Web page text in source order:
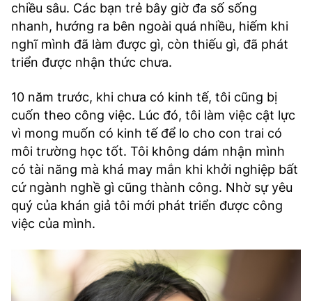
chiều sâu. Các bạn trẻ bây giờ đa số sống
nhanh, hướng ra bên ngoài quá nhiều, hiếm khi
nghĩ mình đã làm được gì, còn thiếu gì, đã phát
triển được nhận thức chưa.
10 năm trước, khi chưa có kinh tế, tôi cũng bị
cuốn theo công việc. Lúc đó, tôi làm việc cật lực
vì mong muốn có kinh tế để lo cho con trai có
môi trường học tốt. Tôi không dám nhận mình
có tài năng mà khá may mắn khi khởi nghiệp bất
cứ ngành nghề gì cũng thành công. Nhờ sự yêu
quý của khán giả tôi mới phát triển được công
việc của mình.